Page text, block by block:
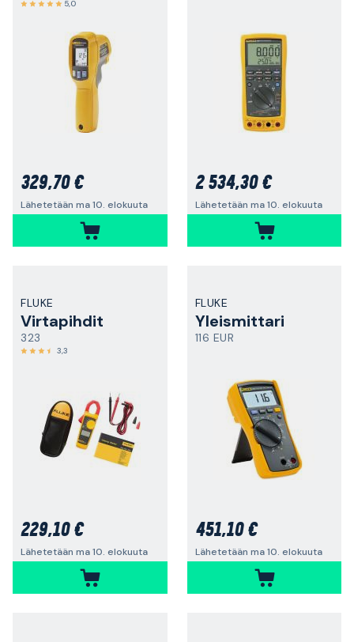
5,0
329,70 €
Lähetetään ma 10. elokuuta
2 534,30 €
Lähetetään ma 10. elokuuta
FLUKE
Virtapihdit
323
3,3
229,10 €
Lähetetään ma 10. elokuuta
FLUKE
Yleismittari
116 EUR
451,10 €
Lähetetään ma 10. elokuuta